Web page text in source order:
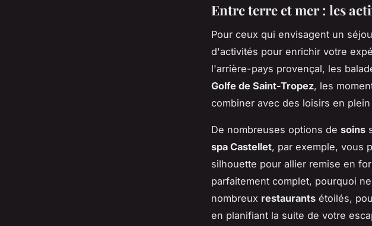
Entre terre et mer : les
Pour ceux qui envisagent un
d'activités pour enrichir votre
l'arrière-pays provençal, les
Golfe de Saint-Tropez, les
combiner avec des loisirs en plein
De nombreuses options de soins
spa Castellet, par exemple, vous
silhouette pour allier remise en
parfaitement complet, pourquoi
nombreux restaurants étoilés,
en planifiant la suite de votre